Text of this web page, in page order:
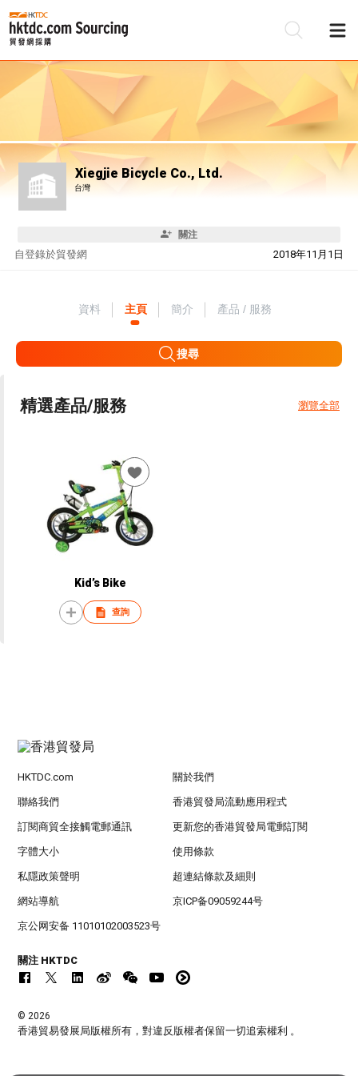
Xiegjie Bicycle Co., Ltd.
台灣
關注
自 2018年11月1日
登錄於貿發網
資料 主頁 簡介 產品 / 服務
搜尋
精選產品/服務 瀏覽全部
Kid’s Bike
查詢
HKTDC.com 關於我們
聯絡我們 香港貿發局流動應用程式
訂閱商貿全接觸電郵通訊 更新您的香港貿發局電郵訂閱
字體大小 使用條款
私隱政策聲明 超連結條款及細則
網站導航 京ICP备09059244号
京公网安备 11010102003523号
關注 HKTDC
© 2026
香港貿易發展局版權所有，對違反版權者保留一切追索權利 。